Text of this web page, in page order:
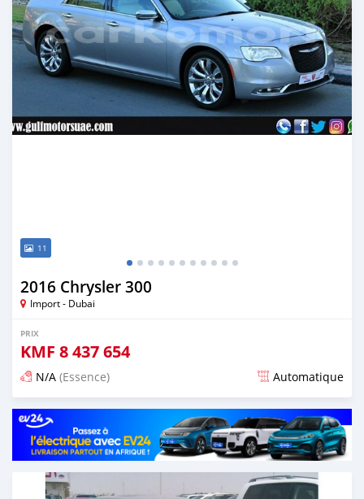
11
2016 Chrysler 300
Import - Dubai
PRIX
KMF 8 437 654
N/A (Essence) Automatique
Publié il y a presque 6 ans